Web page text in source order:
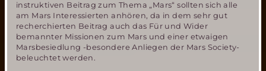
instruktiven Beitrag zum Thema „Mars“ sollten sich alle
am Mars Interessierten anhören, da in dem sehr gut
recherchierten Beitrag auch das Für und Wider
bemannter Missionen zum Mars und einer etwaigen
Marsbesiedlung -besondere Anliegen der Mars Society-
beleuchtet werden.